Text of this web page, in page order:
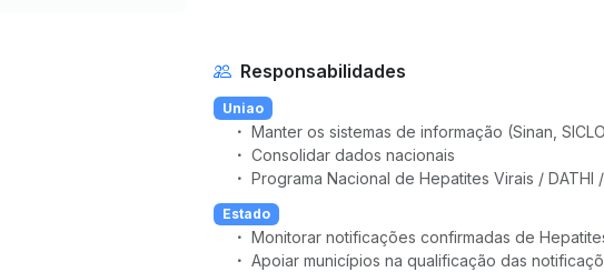
Responsabilidades
Uniao
Manter os sistemas de informação (Sinan,
Consolidar dados nacionais
Programa Nacional de Hepatites Virais / DATHI
Estado
Monitorar notificações confirmadas de
Apoiar municípios na qualificação das